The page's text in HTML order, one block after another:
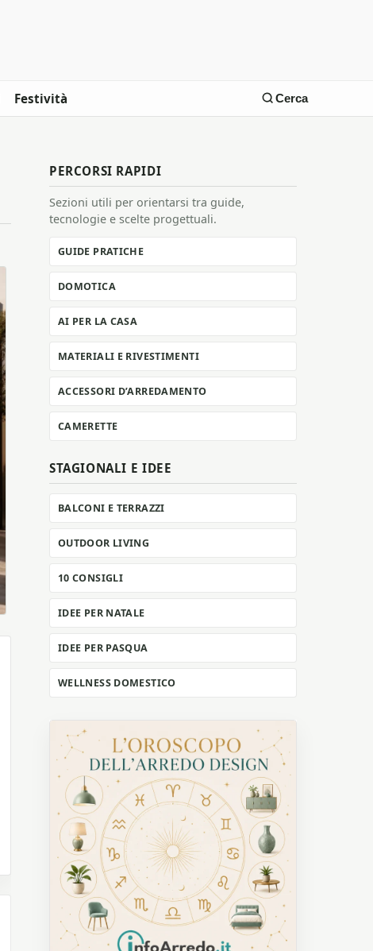
Festività Cerca
PERCORSI RAPIDI
Sezioni utili per orientarsi tra guide,
tecnologie e scelte progettuali.
GUIDE PRATICHE
DOMOTICA
AI PER LA CASA
MATERIALI E RIVESTIMENTI
ACCESSORI D’ARREDAMENTO
CAMERETTE
STAGIONALI E IDEE
BALCONI E TERRAZZI
OUTDOOR LIVING
10 CONSIGLI
IDEE PER NATALE
IDEE PER PASQUA
WELLNESS DOMESTICO